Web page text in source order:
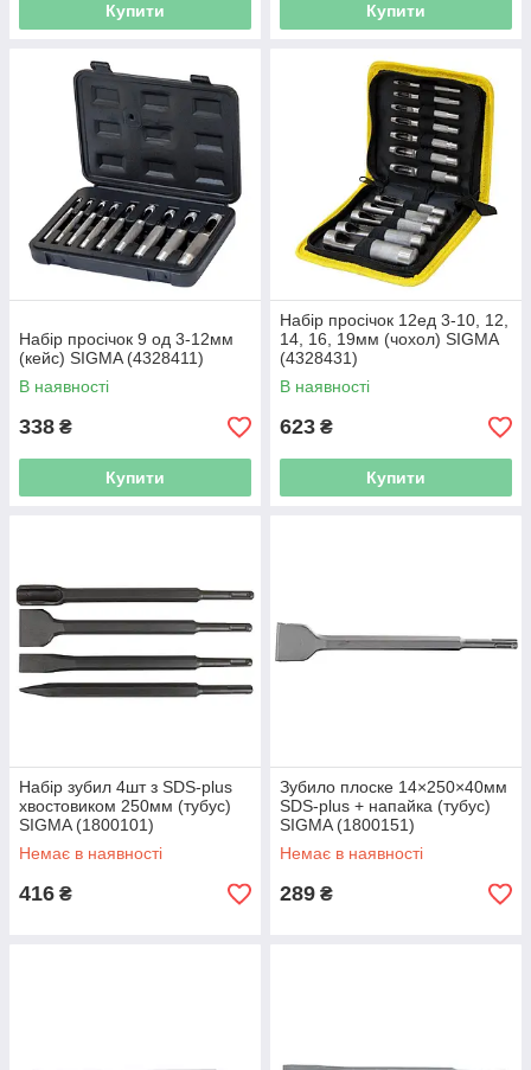
Купити Купити
Набір просічок 9 од 3-12мм
(кейс) SIGMA (4328411)
В наявності
338 ₴
Купити
Набір просічок 12ед 3-10, 12,
14, 16, 19мм (чохол) SIGMA
(4328431)
В наявності
623 ₴
Купити
Набір зубил 4шт з SDS-plus
хвостовиком 250мм (тубус)
SIGMA (1800101)
Немає в наявності
416 ₴
Зубило плоске 14×250×40мм
SDS-plus + напайка (тубус)
SIGMA (1800151)
Немає в наявності
289 ₴